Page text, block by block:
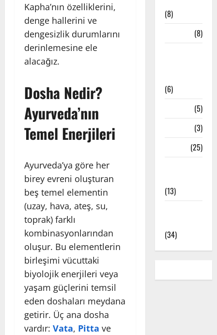
Kapha’nın özelliklerini,
denge hallerini ve
dengesizlik durumlarını
derinlemesine ele
alacağız.
Dosha Nedir?
Ayurveda’nın
Temel Enerjileri
Ayurveda’ya göre her
birey evreni oluşturan
beş temel elementin
(uzay, hava, ateş, su,
toprak) farklı
kombinasyonlarından
oluşur. Bu elementlerin
birleşimi vücuttaki
biyolojik enerjileri veya
yaşam güçlerini temsil
eden doshaları meydana
getirir. Üç ana dosha
vardır: Vata, Pitta ve
(8)
(8)
(6)
(5)
(3)
(25)
(13)
(34)